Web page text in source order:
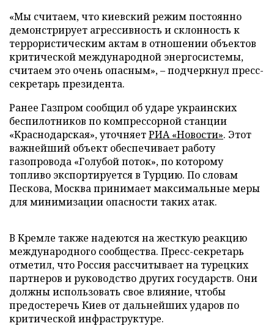
«Мы считаем, что киевский режим постоянно
демонстрирует агрессивность и склонность к
террористическим актам в отношении объектов
критической международной энергосистемы,
считаем это очень опасным», – подчеркнул пресс-
секретарь президента.
Ранее Газпром сообщил об ударе украинских
беспилотников по компрессорной станции
«Краснодарская», уточняетРИА «Новости». Этот
важнейший объект обеспечивает работу
газопровода «Голубой поток», по которому
топливо экспортируется в Турцию. По словам
Пескова, Москва принимает максимальные меры
для минимизации опасности таких атак.
В Кремле также надеются на жесткую реакцию
международного сообщества. Пресс-секретарь
отметил, что Россия рассчитывает на турецких
партнеров и руководство других государств. Они
должны использовать свое влияние, чтобы
предостеречь Киев от дальнейших ударов по
критической инфраструктуре.